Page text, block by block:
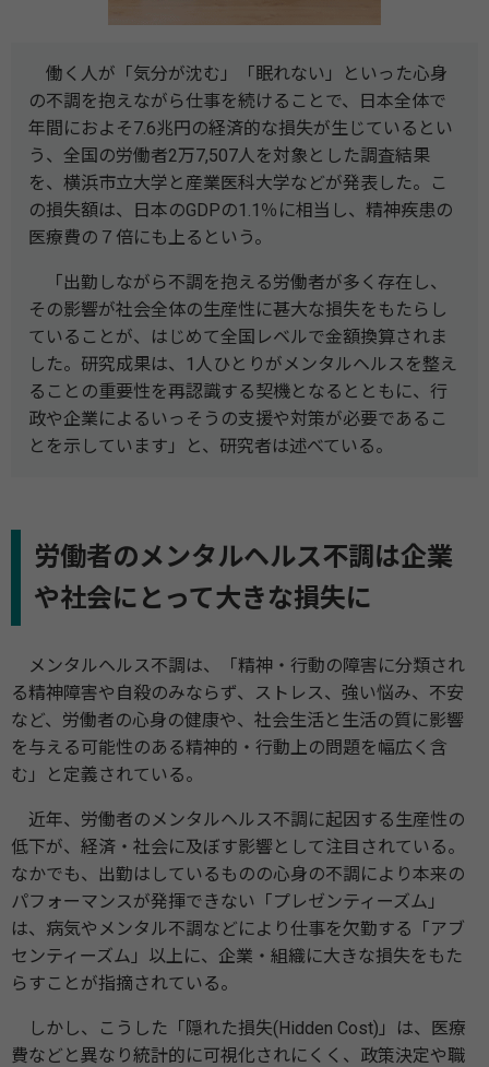
働く人が「気分が沈む」「眠れない」といった心身
の不調を抱えながら仕事を続けることで、日本全体で
年間におよそ7.6兆円の経済的な損失が生じているとい
う、全国の労働者2万7,507人を対象とした調査結果
を、横浜市立大学と産業医科大学などが発表した。こ
の損失額は、日本のGDPの1.1％に相当し、精神疾患の
医療費の７倍にも上るという。
「出勤しながら不調を抱える労働者が多く存在し、
その影響が社会全体の生産性に甚大な損失をもたらし
ていることが、はじめて全国レベルで金額換算されま
した。研究成果は、1人ひとりがメンタルヘルスを整え
ることの重要性を再認識する契機となるとともに、行
政や企業によるいっそうの支援や対策が必要であるこ
とを示しています」と、研究者は述べている。
労働者のメンタルヘルス不調は企業
や社会にとって大きな損失に
メンタルヘルス不調は、「精神・行動の障害に分類され
る精神障害や自殺のみならず、ストレス、強い悩み、不安
など、労働者の心身の健康や、社会生活と生活の質に影響
を与える可能性のある精神的・行動上の問題を幅広く含
む」と定義されている。
近年、労働者のメンタルヘルス不調に起因する生産性の
低下が、経済・社会に及ぼす影響として注目されている。
なかでも、出勤はしているものの心身の不調により本来の
パフォーマンスが発揮できない「プレゼンティーズム」
は、病気やメンタル不調などにより仕事を欠勤する「アブ
センティーズム」以上に、企業・組織に大きな損失をもた
らすことが指摘されている。
しかし、こうした「隠れた損失(Hidden Cost)」は、医療
費などと異なり統計的に可視化されにくく、政策決定や職